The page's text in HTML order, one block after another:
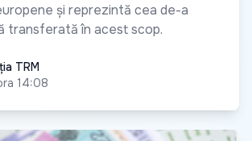
și reprezintă cea de-a
transferată în acest scop.
TRM
14:08